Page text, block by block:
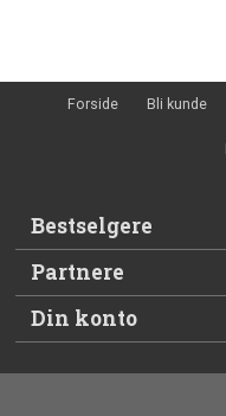
Forside Bli kunde
Bestselgere
Partnere
Din konto